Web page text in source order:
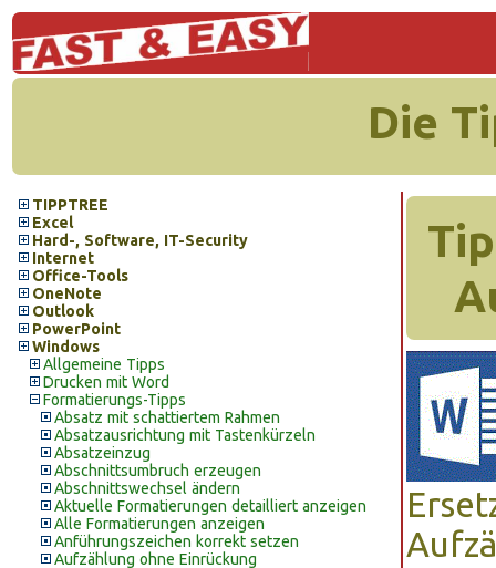
Die
TIPPTREE
Excel
Hard-, Software, IT-Security
Internet
Office-Tools
OneNote
Outlook
PowerPoint
Windows
Allgemeine Tipps
Drucken mit Word
Formatierungs-Tipps
Absatz mit schattiertem Rahmen
Absatzausrichtung mit Tastenkürzeln
Absatzeinzug
Abschnittsumbruch erzeugen
Abschnittswechsel ändern
Aktuelle Formatierungen detailliert anzeigen
Alle Formatierungen anzeigen
Anführungszeichen korrekt setzen
Aufzählung ohne Einrückung